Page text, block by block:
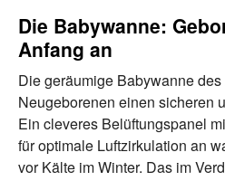
Die Babywanne:
Anfang an
Die geräumige Babywanne
Neugeborenen einen sicheren
Ein cleveres Belüftungspanel
für optimale Luftzirkulation an
vor Kälte im Winter. Das im